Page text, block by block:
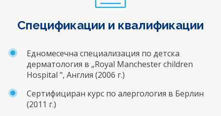
Спецификации и квалификации
Едномесечна специализация по детска
дерматология в „Royal Manchester children
Hospital ", Англия (2006 г.)
Сертифициран курс по алергология в Берлин
(2011 г.)